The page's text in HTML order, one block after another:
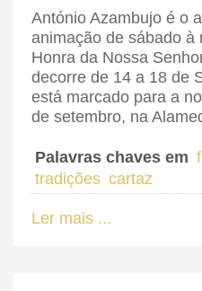
António Azambujo é o
animação de sábado à
Honra da Nossa
decorre de 14 a 18 de
está marcado para a
de setembro, na
Palavras chaves em
tradições cartaz
Ler mais ...